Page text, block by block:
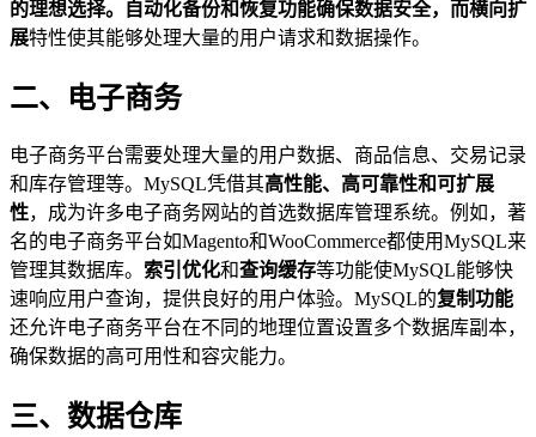
的理想选择。
自动化备份和恢复功能确保数据安全，而横向扩
展特性使其能够处理大量的用户请求和数据操作。
二、电子商务
电子商务平台需要处理大量的用户数据、商品信息、交易记录
和库存管理等。MySQL凭借其高性能、高可靠性和可扩展
性，成为许多电子商务网站的首选数据库管理系统。例如，著
名的电子商务平台如Magento和WooCommerce都使用MySQL来
管理其数据库。 索引优化和查询缓存等功能使MySQL能够快
速响应用户查询，提供良好的用户体验。MySQL的复制功能
还允许电子商务平台在不同的地理位置设置多个数据库副本，
确保数据的高可用性和容灾能力。
三、数据仓库